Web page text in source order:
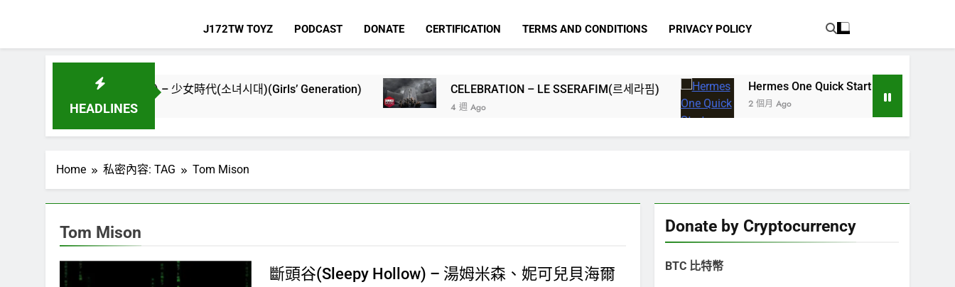
J172TW TOYZ PODCAST DONATE CERTIFICATION TERMS AND CONDITIONS PRIVACY POLICY
HEADLINES
The New World) – 少女時代(소녀시대)(Girls’ Generation) CELEBRATION – LE SSERAFIM(르세라핌)
4 週 Ago
Hermes One Quick Start Guide using
2 個月 Ago
Home 私密內容: TAG Tom Mison
Tom Mison
斷頭谷(Sleepy Hollow) – 湯姆米森、妮可兒貝海爾
Donate by Cryptocurrency
BTC 比特幣